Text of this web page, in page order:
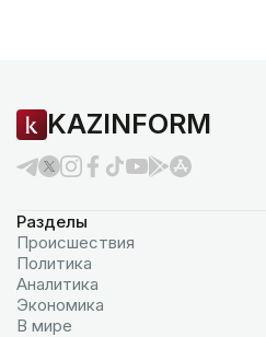
KAZINFORM
Разделы
Происшествия
Политика
Аналитика
Экономика
В мире